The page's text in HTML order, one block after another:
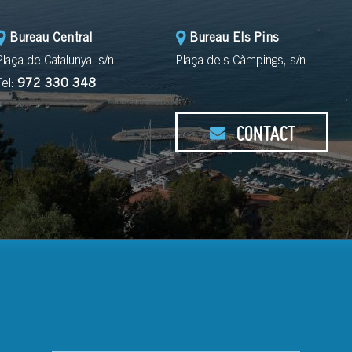
Bureau Central
de Catalunya, s/n
972 330 348
Bureau Els Pins
Plaça dels Càmpings, s/n
CONTACT